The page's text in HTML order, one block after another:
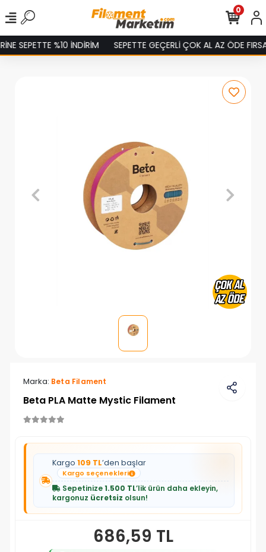
SEPETTE %10 İNDİRİM SEPETTE GEÇERLİ ÇOK AL AZ ÖDE
0
Marka: Beta Filament
Beta PLA Matte Mystic Filament
Kargo 109 TL’den başlar
Kargo seçenekleri
Sepetinize1.500 TL’lik ürün daha ekleyin,
kargonuz ücretsiz olsun!
686,59 TL